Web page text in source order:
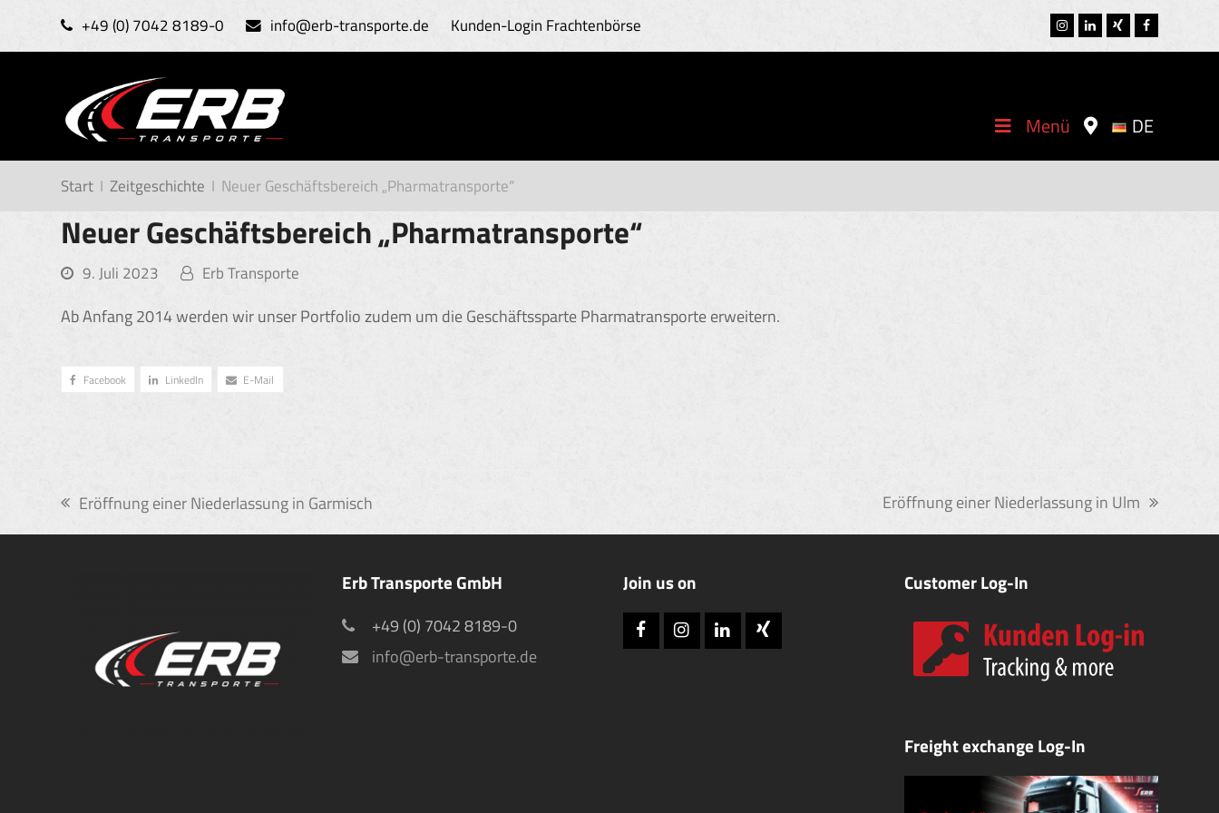
+49 (0) 7042 8189-0 info@erb-transporte.de Kunden-Login Frachtenbörse Instagram
LinkedInXing Facebook
Menü DE
Start I Zeitgeschichte I Neuer Geschäftsbereich „Pharmatransporte“
Neuer Geschäftsbereich „Pharmatransporte“
9. Juli 2023 Erb Transporte
Ab Anfang 2014 werden wir unser Portfolio zudem um die Geschäftssparte Pharmatransporte erweitern.
Facebook LinkedIn E-Mail
vorheriger
Beitrag:
Eröffnung einer Niederlassung in Garmisch
Nächster
Beitrag:
Eröffnung einer Niederlassung in Ulm
Erb Transporte GmbH
+49 (0) 7042 8189-0
info@erb-transporte.de
Join us on
FacebookInstagram
LinkedInXing
Customer Log-In
Freight exchange Log-In